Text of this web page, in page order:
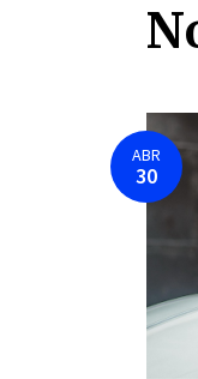
ABR
30